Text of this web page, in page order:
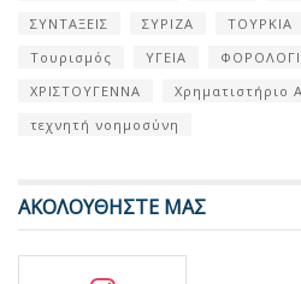
ΣΥΝΤΑΞΕΙΣ
ΣΥΡΙΖΑ ΤΟΥΡΚΙΑ
Τουρισμός
ΥΓΕΙΑ
ΧΡΙΣΤΟΥΓΕΝΝΑ
Χρηματιστήριο
τεχνητή νοημοσύνη
ΑΚΟΛΟΥΘΗΣΤΕ ΜΑΣ